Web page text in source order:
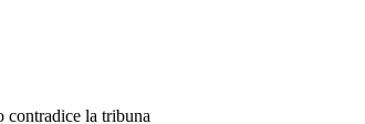
contradice la tribuna